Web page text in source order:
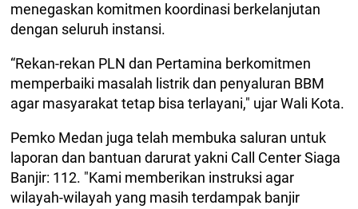
menegaskan komitmen koordinasi berkelanjutan
dengan seluruh instansi.
“Rekan-rekan PLN dan Pertamina berkomitmen
memperbaiki masalah listrik dan penyaluran BBM
agar masyarakat tetap bisa terlayani," ujar Wali Kota.
Pemko Medan juga telah membuka saluran untuk
laporan dan bantuan darurat yakni Call Center Siaga
Banjir: 112. "Kami memberikan instruksi agar
wilayah-wilayah yang masih terdampak banjir